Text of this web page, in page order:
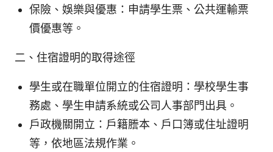
保險、娛樂與優惠：申請學生票、公共運輸票
價優惠等。
二、住宿證明的取得途徑
學生或在職單位開立的住宿證明：學校學生事
務處、學生申請系統或公司人事部門出具。
戶政機關開立：戶籍謄本、戶口簿或住址證明
等，依地區法規作業。